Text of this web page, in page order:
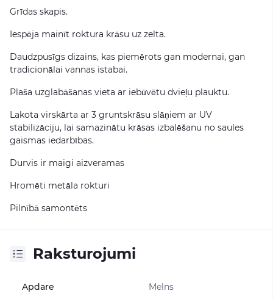
Grīdas skapis.
Iespēja mainīt roktura krāsu uz zelta.
Daudzpusīgs dizains, kas piemērots gan modernai, gan
tradicionālai vannas istabai.
Plaša uzglabāšanas vieta ar iebūvētu dvieļu plauktu.
Lakota virskārta ar 3 gruntskrāsu slāņiem ar UV
stabilizāciju, lai samazinātu krāsas izbalēšanu no saules
gaismas iedarbības.
Durvis ir maigi aizveramas
Hromēti metāla rokturi
Pilnībā samontēts
Raksturojumi
Apdare Melns